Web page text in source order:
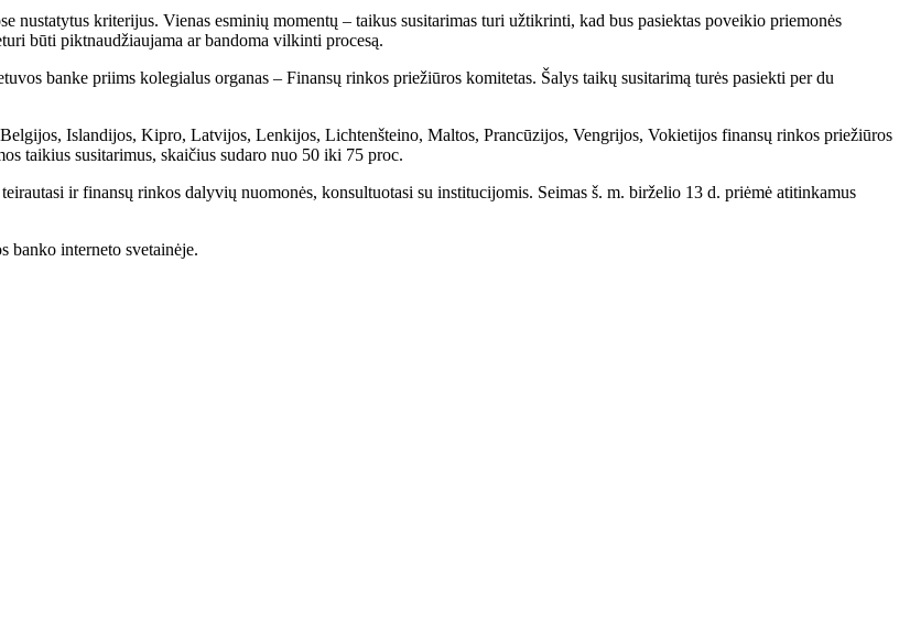
nustatytus kriterijus. Vienas esminių momentų – taikus susitarimas turi užtikrinti, kad bus pasiektas poveikio priemonės
būti piktnaudžiaujama ar bandoma vilkinti procesą.
banke priims kolegialus organas – Finansų rinkos priežiūros komitetas. Šalys taikų susitarimą turės pasiekti per du
Islandijos, Kipro, Latvijos, Lenkijos, Lichtenšteino, Maltos, Prancūzijos, Vengrijos, Vokietijos finansų rinkos priežiūros
taikius susitarimus, skaičius sudaro nuo 50 iki 75 proc.
ir finansų rinkos dalyvių nuomonės, konsultuotasi su institucijomis. Seimas š. m. birželio 13 d. priėmė atitinkamus
banko interneto svetainėje.